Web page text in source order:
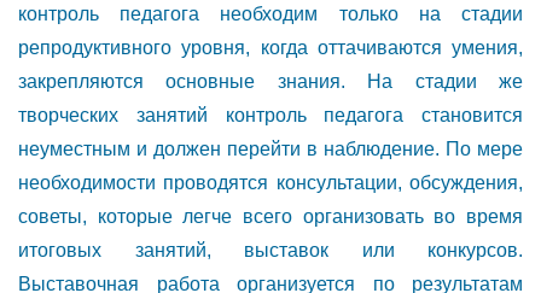
контроль педагога необходим только на стадии
репродуктивного уровня, когда оттачиваются умения,
закрепляются основные знания. На стадии же
творческих занятий контроль педагога становится
неуместным и должен перейти в наблюдение. По мере
необходимости проводятся консультации, обсуждения,
советы, которые легче всего организовать во время
итоговых занятий, выставок или конкурсов.
Выставочная работа организуется по результатам